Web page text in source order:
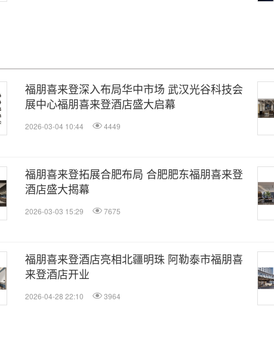
福朋喜来登深入布局华中市场 武汉光谷科技会
展中心福朋喜来登酒店盛大启幕
2026-03-04 10:44 4449
福朋喜来登拓展合肥布局 合肥肥东福朋喜来登
酒店盛大揭幕
2026-03-03 15:29 7675
福朋喜来登酒店亮相北疆明珠 阿勒泰市福朋喜
来登酒店开业
2026-04-28 22:10 3964